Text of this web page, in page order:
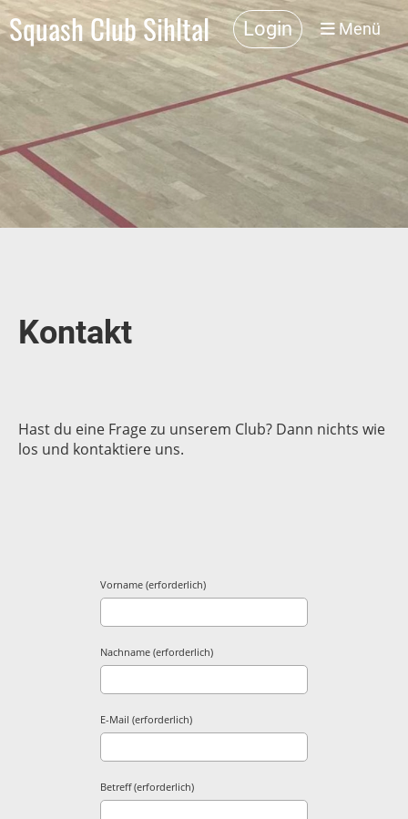
Squash Club Sihltal Login Menü
Kontakt
Hast du eine Frage zu unserem Club? Dann nichts wie
los und kontaktiere uns.
Vorname (erforderlich)
Nachname (erforderlich)
E-Mail (erforderlich)
Betreff (erforderlich)